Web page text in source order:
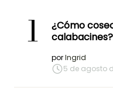
1
¿Cómo
calabacines?
porIngrid
5 de agosto